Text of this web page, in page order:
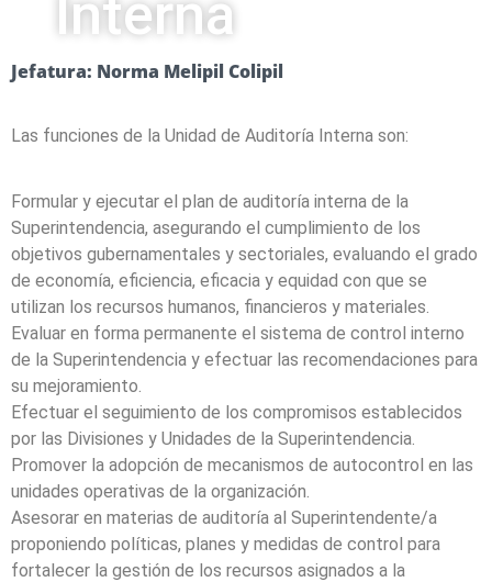
Interna
Jefatura: Norma Melipil Colipil
Las funciones de la Unidad de Auditoría Interna son:
Formular y ejecutar el plan de auditoría interna de la
Superintendencia, asegurando el cumplimiento de los
objetivos gubernamentales y sectoriales, evaluando el grado
de economía, eficiencia, eficacia y equidad con que se
utilizan los recursos humanos, financieros y materiales.
Evaluar en forma permanente el sistema de control interno
de la Superintendencia y efectuar las recomendaciones para
su mejoramiento.
Efectuar el seguimiento de los compromisos establecidos
por las Divisiones y Unidades de la Superintendencia.
Promover la adopción de mecanismos de autocontrol en las
unidades operativas de la organización.
Asesorar en materias de auditoría al Superintendente/a
proponiendo políticas, planes y medidas de control para
fortalecer la gestión de los recursos asignados a la